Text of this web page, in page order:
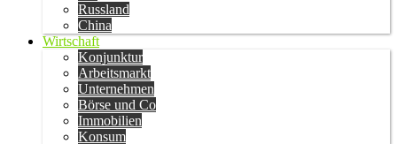
Russland
China
Wirtschaft
Konjunktur
Arbeitsmarkt
Unternehmen
Börse und Co
Immobilien
Konsum